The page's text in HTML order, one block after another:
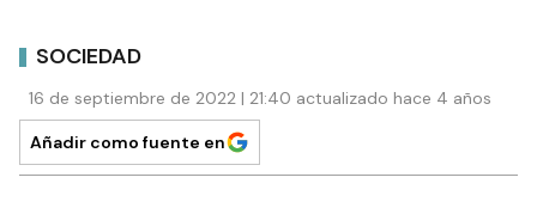
SOCIEDAD
16 de septiembre de 2022 | 21:40 actualizado hace 4 años
Añadir como fuente en